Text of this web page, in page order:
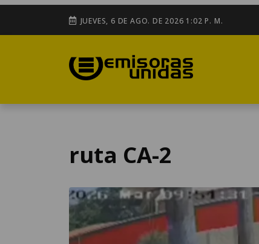
JUEVES, 6 DE AGO. DE 2026 1:02 P. M.
ruta CA-2